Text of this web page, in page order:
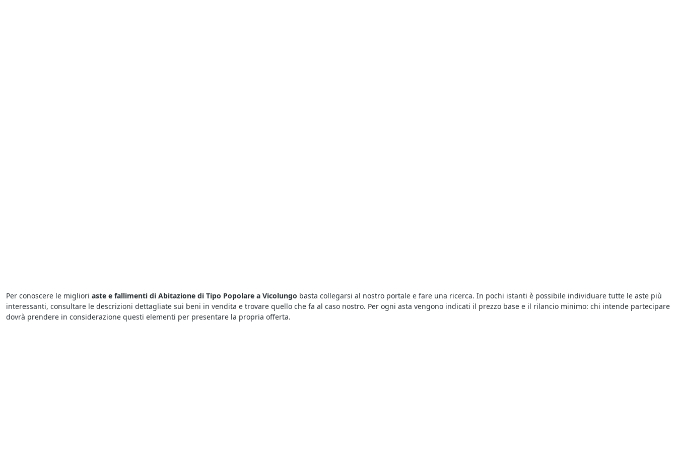
Per conoscere le migliori aste e fallimenti di Abitazione di Tipo Popolare a Vicolungo basta collegarsi al nostro portale e fare una ricerca. In pochi istanti è possibile individuare tutte le aste più
interessanti, consultare le descrizioni dettagliate sui beni in vendita e trovare quello che fa al caso nostro. Per ogni asta vengono indicati il prezzo base e il rilancio minimo: chi intende partecipare
dovrà prendere in considerazione questi elementi per presentare la propria offerta.